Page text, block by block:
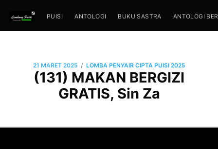
PUISI ANTOLOGI BUKU SASTRA ANTOLOGI
21 MARET 2025 / LOMBA PENYAIR CIPTA PUISI 2025
(131) MAKAN BERGIZI
GRATIS, Sin Za